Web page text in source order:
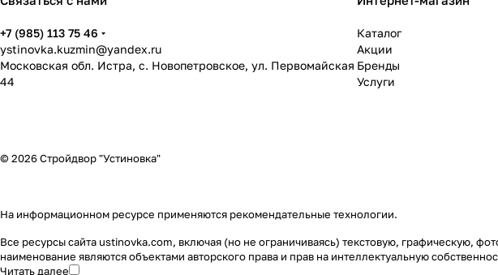
+7 (985) 113 75 46
ystinovka.kuzmin@yandex.ru
Московская обл. Истра, с. Новопетровское, ул. Первомайская
44
Каталог
Акции
Бренды
Услуги
© 2026 Стройдвор "Устиновка"
На информационном ресурсе применяются рекомендательные технологии.
Все ресурсы сайта ustinovka.com, включая (но не ограничиваясь) текстовую, графическую,
наименование являются объектами авторского права и прав на интеллектуальную
Читать далее